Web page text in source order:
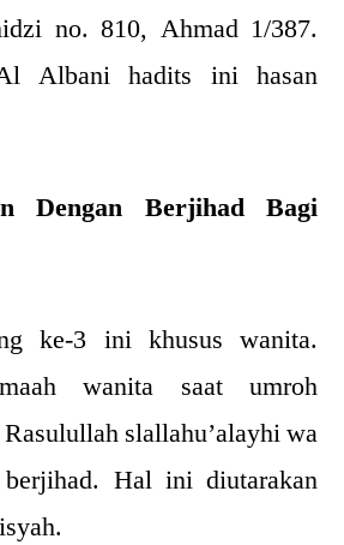
no. 810, Ahmad 1/387.
Albani hadits ini hasan
Dengan Berjihad Bagi
ke-3 ini khusus wanita.
wanita saat umroh
slallahu’alayhi wa
berjihad. Hal ini diutarakan